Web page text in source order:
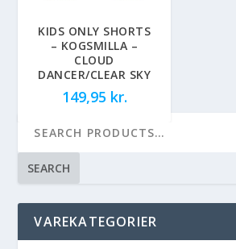
KIDS ONLY SHORTS
– KOGSMILLA –
CLOUD
DANCER/CLEAR SKY
149,95 kr.
SEARCH
VAREKATEGORIER